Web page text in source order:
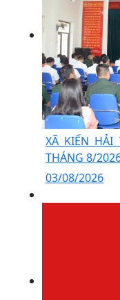
XÃ KIẾN HẢI
THÁNG 8/
03/08/2026